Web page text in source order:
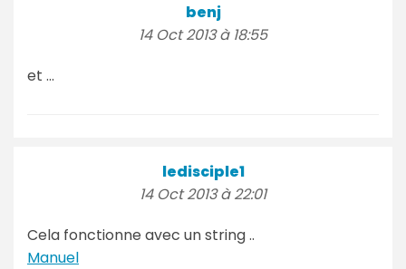
benj
14 Oct 2013 à 18:55
et ...
ledisciple1
14 Oct 2013 à 22:01
Cela fonctionne avec un string ..
Manuel